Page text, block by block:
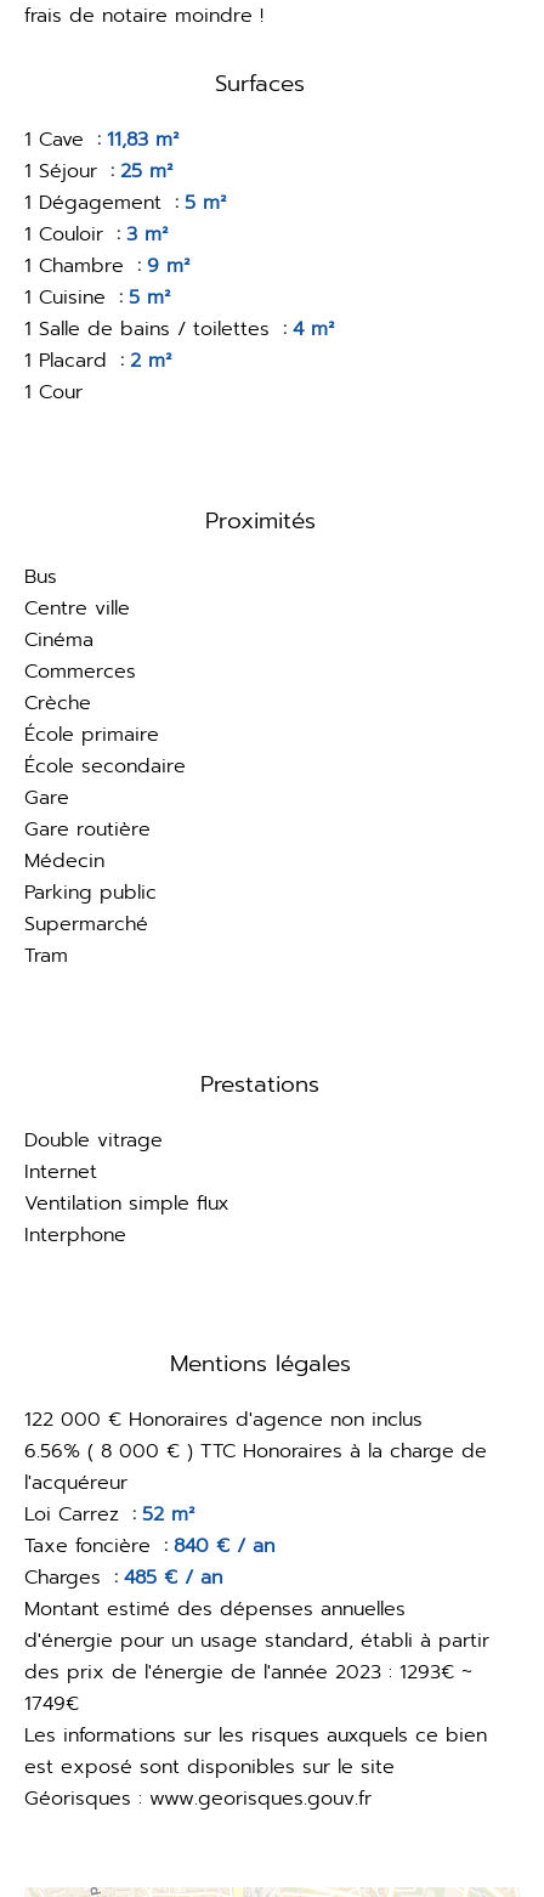
frais de notaire moindre !
Surfaces
1 Cave
11,83 m²
1 Séjour
25 m²
1 Dégagement
5 m²
1 Couloir
3 m²
1 Chambre
9 m²
1 Cuisine
5 m²
1 Salle de bains / toilettes
4 m²
1 Placard
2 m²
1 Cour
Proximités
Bus
Centre ville
Cinéma
Commerces
Crèche
École primaire
École secondaire
Gare
Gare routière
Médecin
Parking public
Supermarché
Tram
Prestations
Double vitrage
Internet
Ventilation simple flux
Interphone
Mentions légales
122 000 € Honoraires d'agence non inclus
6.56% ( 8 000 € ) TTC Honoraires à la charge de
l'acquéreur
Loi Carrez
52 m²
Taxe foncière
840 € / an
Charges
485 € / an
Montant estimé des dépenses annuelles
d'énergie pour un usage standard, établi à partir
des prix de l'énergie de l'année 2023 : 1293€ ~
1749€
Les informations sur les risques auxquels ce bien
est exposé sont disponibles sur le site
Géorisques : www.georisques.gouv.fr